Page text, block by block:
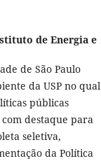
de Energia e
de São Paulo
da USP no qual
públicas
destaque para
seletiva,
da Política